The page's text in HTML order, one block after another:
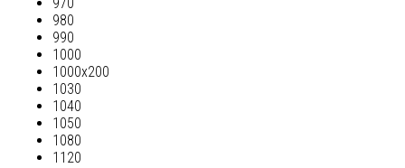
970
980
990
1000
1000х200
1030
1040
1050
1080
1120